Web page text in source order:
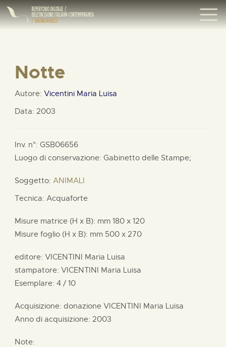
Notte
Autore: Vicentini Maria Luisa
Data: 2003
Inv. n°: GSB06656
Luogo di conservazione: Gabinetto delle Stampe;
Soggetto: ANIMALI
Tecnica: Acquaforte
Misure matrice (H x B): mm 180 x 120
Misure foglio (H x B): mm 500 x 270
editore: VICENTINI Maria Luisa
stampatore: VICENTINI Maria Luisa
Esemplare: 4 / 10
Acquisizione: donazione VICENTINI Maria Luisa
Anno di acquisizione: 2003
Note: